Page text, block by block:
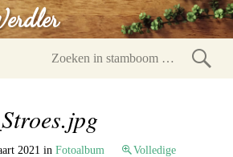
2021 in Fotoalbum
Volledige